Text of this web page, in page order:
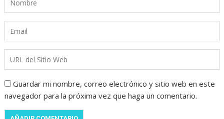
Guardar mi nombre, correo electrónico y sitio web en este
navegador para la próxima vez que haga un comentario.